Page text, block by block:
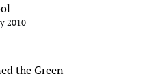
2010
the Green